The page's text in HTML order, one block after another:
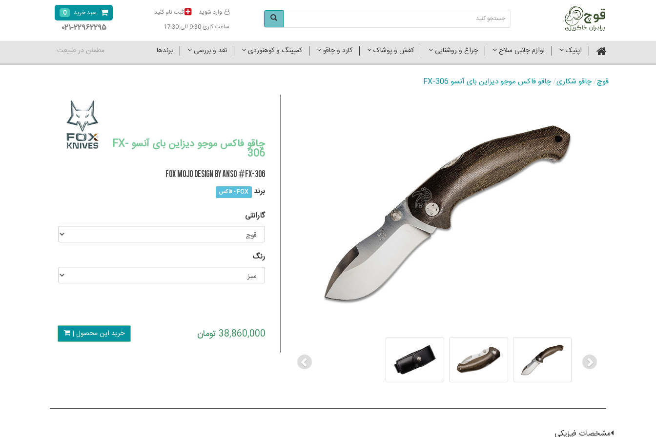
وارد شوید
ثبت نام کنید
ساعت کاری 9:30 الی 17:30
سبد خرید 0
۰۲۱-۲۲۹۶۲۲۹۵
اپتیک لوازم جانبی سلاح چراغ و روشنایی کفش و پوشاک کارد و چاقو کمپینگ و کوهنوردی نقد و بررسی برندها مطمئن در طبیعت
قوچ/چاقو شکاری/چاقو فاکس موجو دیزاین بای آنسو FX-306
Previous
چاقو فاکس موجو دیزاین بای آنسو FX-
306
FOX MOJO DESIGN BY ANSO #FX-306
برند FOX - فاکس
گارانتی
رنگ
38,860,000 تومان خرید این محصول |
مشخصات فیزیکی